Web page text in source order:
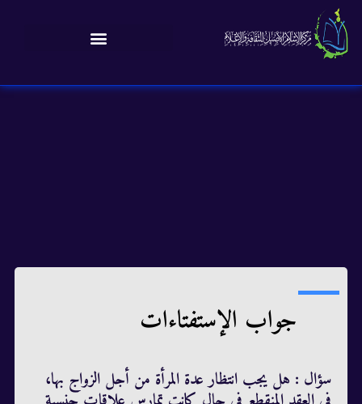
جواب الإستفتاءات
سؤال : هل يجب انتظار عدة المرأة من أجل الزواج بها،